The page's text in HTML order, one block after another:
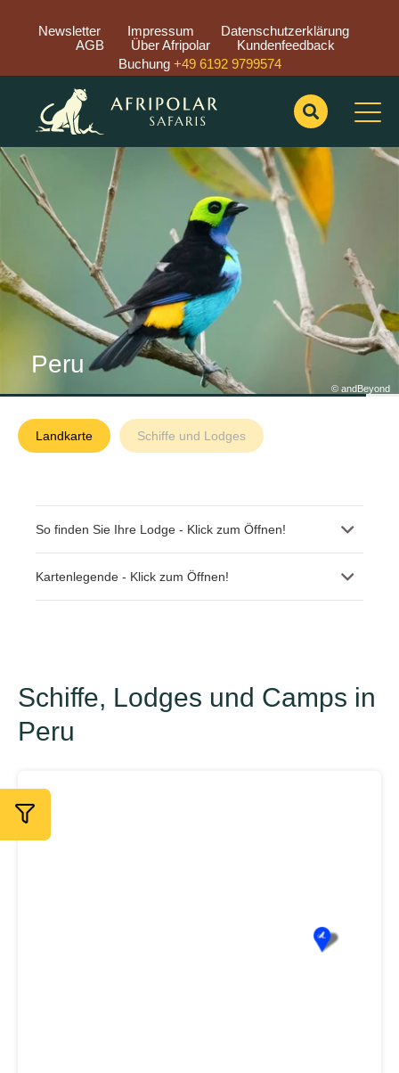
Newsletter Impressum
Datenschutzerklärung
AGB
Über Afripolar
Kundenfeedback
Buchung +49 6192 9799574
Previous
© andBeyond
Peru
Landkarte Schiffe und Lodges
So finden Sie Ihre Lodge - Klick zum Öffnen!
Kartenlegende - Klick zum Öffnen!
Schiffe, Lodges und Camps in
Peru